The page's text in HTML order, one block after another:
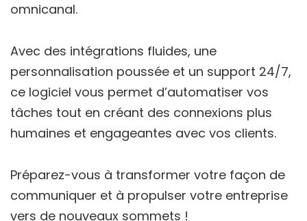
omnicanal.
Avec des intégrations fluides, une
personnalisation poussée et un support 24/7,
ce logiciel vous permet d’automatiser vos
tâches tout en créant des connexions plus
humaines et engageantes avec vos clients.
Préparez-vous à transformer votre façon de
communiquer et à propulser votre entreprise
vers de nouveaux sommets !